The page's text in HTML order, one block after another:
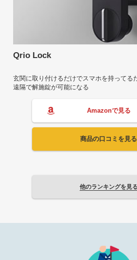
Qrio Lock
玄関に取り付けるだけでスマホを持ってる
遠隔で解施錠が可能になる
Amazonで見る
商品の口コミを見る
他のランキングを見る